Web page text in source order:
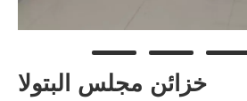
خزائن مجلس البتولا